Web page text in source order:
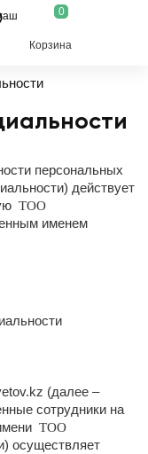
0
Корзина
персональных
действует
ТОО
именем
(далее –
сотрудники на
ТОО
осуществляет